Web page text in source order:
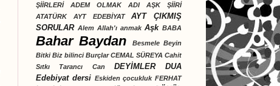
ŞİİRLERİ
ADEM OLMAK
ADI AŞK ŞİİRİ
ATATÜRK
AYT EDEBİYAT
AYT ÇIKMIŞ
SORULAR Alem Allah'ı anmak Aşk BABA
Bahar Baydan Besmele Beyin
Bitki Biz bilinci Burçlar CEMAL SÜREYA Cahit
Sıtkı Tarancı
Can DEYİMLER
DUA
Edebiyat dersi Eskiden çocukluk FERHAT